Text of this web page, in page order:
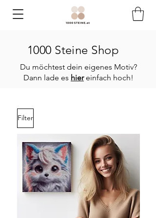
1000 Steine Shop
Du möchtest dein eigenes Motiv?
Dann lade es hiereinfach hoch!
Filter